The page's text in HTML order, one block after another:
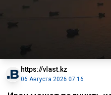
https://vlast.kz
06 Августа 2026 07:16